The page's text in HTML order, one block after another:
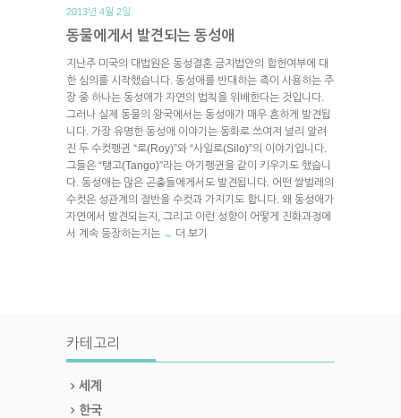
2013년 4월 2일.
동물에게서 발견되는 동성애
지난주 미국의 대법원은 동성결혼 금지법안의 합헌여부에 대
한 심의를 시작했습니다. 동성애를 반대하는 측이 사용하는 주
장 중 하나는 동성애가 자연의 법칙을 위배한다는 것입니다.
그러나 실제 동물의 왕국에서는 동성애가 매우 흔하게 발견됩
니다. 가장 유명한 동성애 이야기는 동화로 쓰여져 널리 알려
진 두 수컷펭귄 “로(Roy)”와 “사일로(Silo)”의 이야기입니다.
그들은 “탱고(Tango)”라는 아기펭귄을 같이 키우기도 했습니
다. 동성애는 많은 곤충들에게서도 발견됩니다. 어떤 쌀벌레의
수컷은 성관계의 절반을 수컷과 가지기도 합니다. 왜 동성애가
자연에서 발견되는지, 그리고 이런 성향이 어떻게 진화과정에
서 계속 등장하는지는 → 더 보기
카테고리
세계
한국